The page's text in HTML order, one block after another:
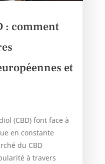
: comment
et
(CBD) font face à
en constante
du CBD
à travers